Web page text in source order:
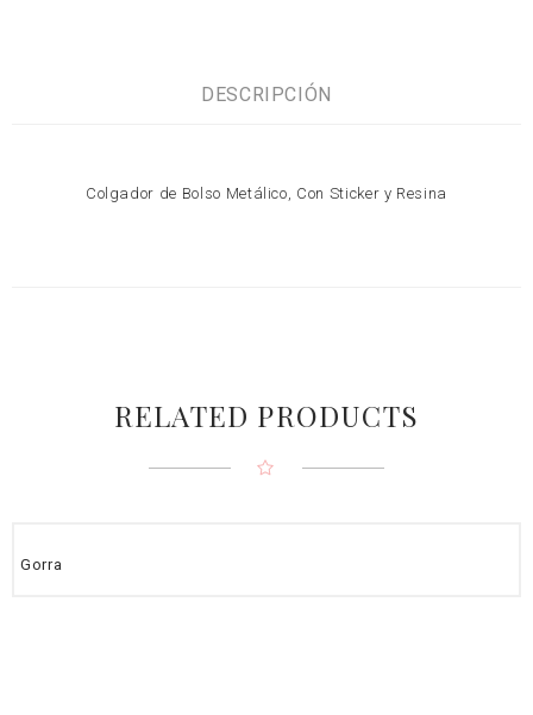
DESCRIPCIÓN
Colgador de Bolso Metálico, Con Sticker y Resina
RELATED PRODUCTS
Gorra